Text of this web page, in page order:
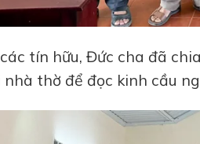
tín hữu, Đức cha đã
thờ để đọc kinh cầu